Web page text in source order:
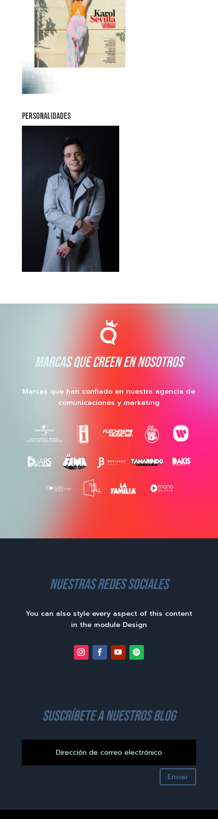
PERSONALIDADES
MARCAS QUE CREEN EN NOSOTROS
Marcas que han confiado en nuestra agencia de
comunicaciones y marketing
nuestras redes sociales
You can also style every aspect of this content
in the module Design
suscríbete a nuestros blog
Enviar